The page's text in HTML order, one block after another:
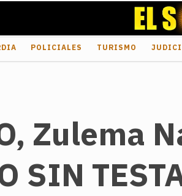
POLICIALES TURISMO
Zulema
SIN